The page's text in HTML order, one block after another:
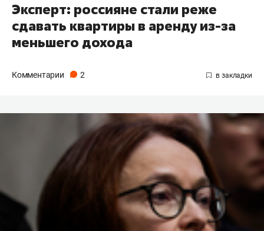
Эксперт: россияне стали реже
сдавать квартиры в аренду из-за
меньшего дохода
Комментарии 2